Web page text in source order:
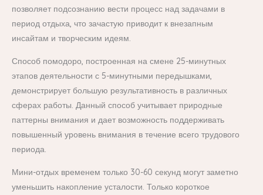
позволяет подсознанию вести процесс над задачами в
период отдыха, что зачастую приводит к внезапным
инсайтам и творческим идеям.
Способ помодоро, построенная на смене 25-минутных
этапов деятельности с 5-минутными передышками,
демонстрирует большую результативность в различных
сферах работы. Данный способ учитывает природные
паттерны внимания и дает возможность поддерживать
повышенный уровень внимания в течение всего трудового
периода.
Мини-отдых временем только 30-60 секунд могут заметно
уменьшить накопление усталости. Только короткое